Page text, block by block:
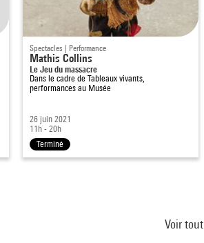
Spectacles | Performance
Mathis Collins
Le Jeu du massacre
Dans le cadre deTableaux vivants,
performances au Musée
26 juin 2021
11h - 20h
Terminé
Voir tout